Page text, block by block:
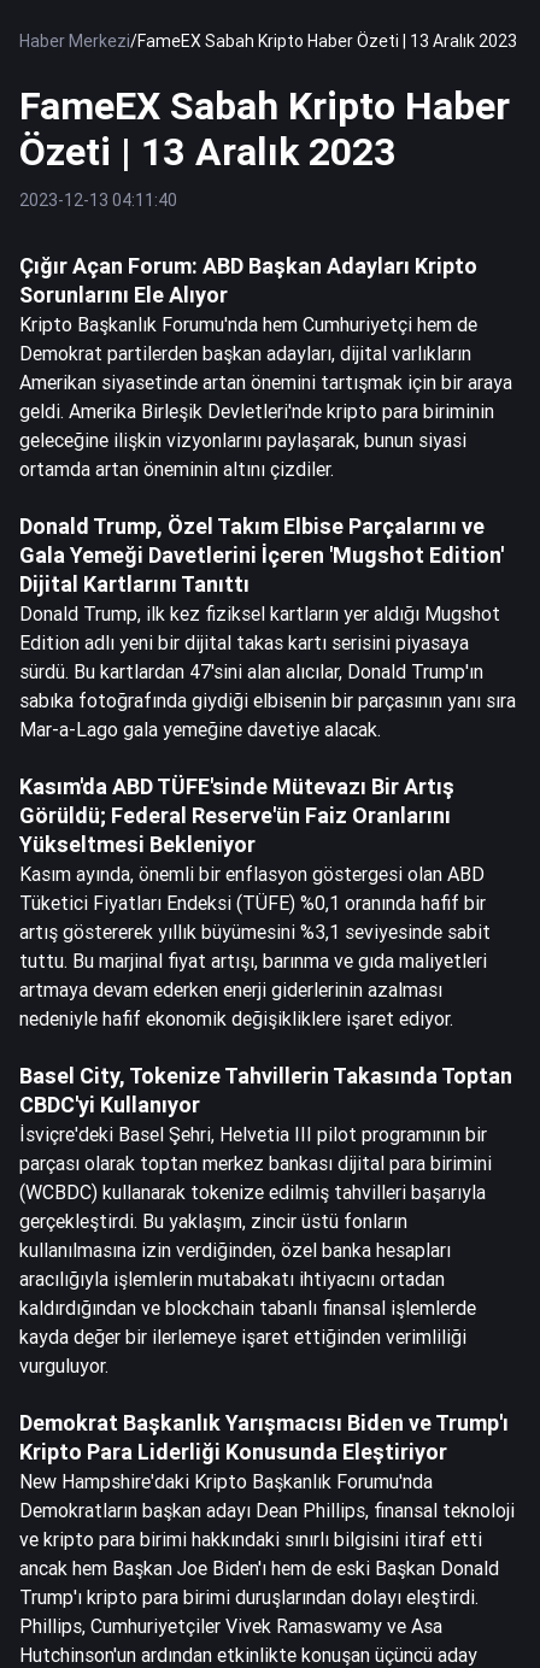
Haber Merkezi/FameEX Sabah Kripto Haber Özeti | 13 Aralık 2023
FameEX Sabah Kripto Haber
Özeti | 13 Aralık 2023
2023-12-13 04:11:40
Çığır Açan Forum: ABD Başkan Adayları Kripto
Sorunlarını Ele Alıyor
Kripto Başkanlık Forumu'nda hem Cumhuriyetçi hem de
Demokrat partilerden başkan adayları, dijital varlıkların
Amerikan siyasetinde artan önemini tartışmak için bir araya
geldi. Amerika Birleşik Devletleri'nde kripto para biriminin
geleceğine ilişkin vizyonlarını paylaşarak, bunun siyasi
ortamda artan öneminin altını çizdiler.
Donald Trump, Özel Takım Elbise Parçalarını ve
Gala Yemeği Davetlerini İçeren 'Mugshot Edition'
Dijital Kartlarını Tanıttı
Donald Trump, ilk kez fiziksel kartların yer aldığı Mugshot
Edition adlı yeni bir dijital takas kartı serisini piyasaya
sürdü. Bu kartlardan 47'sini alan alıcılar, Donald Trump'ın
sabıka fotoğrafında giydiği elbisenin bir parçasının yanı sıra
Mar-a-Lago gala yemeğine davetiye alacak.
Kasım'da ABD TÜFE'sinde Mütevazı Bir Artış
Görüldü; Federal Reserve'ün Faiz Oranlarını
Yükseltmesi Bekleniyor
Kasım ayında, önemli bir enflasyon göstergesi olan ABD
Tüketici Fiyatları Endeksi (TÜFE) %0,1 oranında hafif bir
artış göstererek yıllık büyümesini %3,1 seviyesinde sabit
tuttu. Bu marjinal fiyat artışı, barınma ve gıda maliyetleri
artmaya devam ederken enerji giderlerinin azalması
nedeniyle hafif ekonomik değişikliklere işaret ediyor.
Basel City, Tokenize Tahvillerin Takasında Toptan
CBDC'yi Kullanıyor
İsviçre'deki Basel Şehri, Helvetia III pilot programının bir
parçası olarak toptan merkez bankası dijital para birimini
(WCBDC) kullanarak tokenize edilmiş tahvilleri başarıyla
gerçekleştirdi. Bu yaklaşım, zincir üstü fonların
kullanılmasına izin verdiğinden, özel banka hesapları
aracılığıyla işlemlerin mutabakatı ihtiyacını ortadan
kaldırdığından ve blockchain tabanlı finansal işlemlerde
kayda değer bir ilerlemeye işaret ettiğinden verimliliği
vurguluyor.
Demokrat Başkanlık Yarışmacısı Biden ve Trump'ı
Kripto Para Liderliği Konusunda Eleştiriyor
New Hampshire'daki Kripto Başkanlık Forumu'nda
Demokratların başkan adayı Dean Phillips, finansal teknoloji
ve kripto para birimi hakkındaki sınırlı bilgisini itiraf etti
ancak hem Başkan Joe Biden'ı hem de eski Başkan Donald
Trump'ı kripto para birimi duruşlarından dolayı eleştirdi.
Phillips, Cumhuriyetçiler Vivek Ramaswamy ve Asa
Hutchinson'un ardından etkinlikte konuşan üçüncü aday